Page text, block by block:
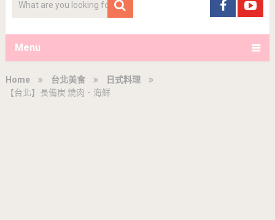
Menu
Home 台北美食
日式料理
【台北】長備炭 燒肉．海鮮